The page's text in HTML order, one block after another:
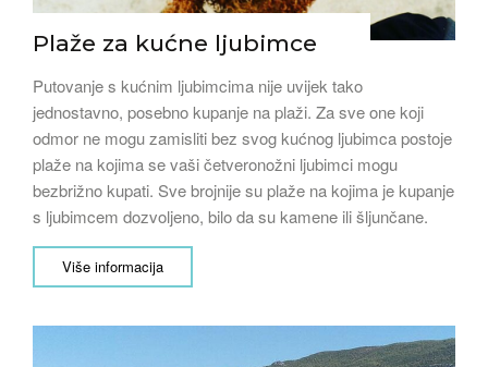
Plaže za kućne ljubimce
Putovanje s kućnim ljubimcima nije uvijek tako
jednostavno, posebno kupanje na plaži. Za sve one koji
odmor ne mogu zamisliti bez svog kućnog ljubimca postoje
plaže na kojima se vaši četveronožni ljubimci mogu
bezbrižno kupati. Sve brojnije su plaže na kojima je kupanje
s ljubimcem dozvoljeno, bilo da su kamene ili šljunčane.
Više informacija